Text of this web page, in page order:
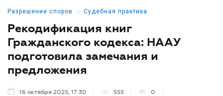
Разрешение споров • Судебная практика
Рекодификация книг
Гражданского кодекса: НААУ
подготовила замечания и
предложения
16 октября 2025, 17:30 555 0